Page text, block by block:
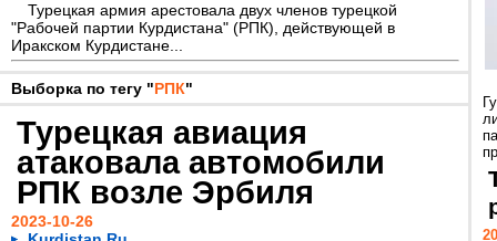
Турецкая армия арестовала двух членов турецкой
"Рабочей партии Курдистана" (РПК), действующей в
Иракском Курдистане...
Выборка по тегу "РПК"
Турецкая авиация
атаковала автомобили
РПК возле Эрбиля
2023-10-26